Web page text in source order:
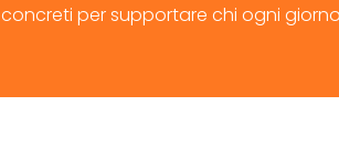
concreti per supportare chi ogni